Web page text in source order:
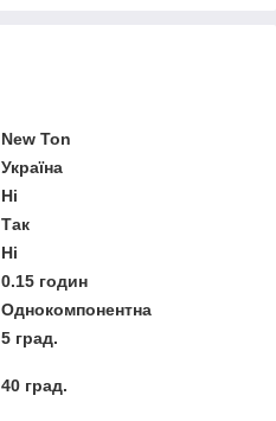
New Ton
Україна
Ні
Так
Ні
0.15 годин
Однокомпонентна
5 град.
40 град.